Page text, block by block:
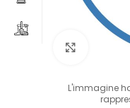
Clicca
L'immagine